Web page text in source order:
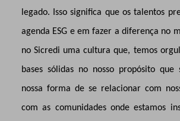
legado. Isso significa que os talentos
agenda ESG e em fazer a diferença no
no Sicredi uma cultura que, temos
bases sólidas no nosso propósito que
nossa forma de se relacionar com
com as comunidades onde estamos